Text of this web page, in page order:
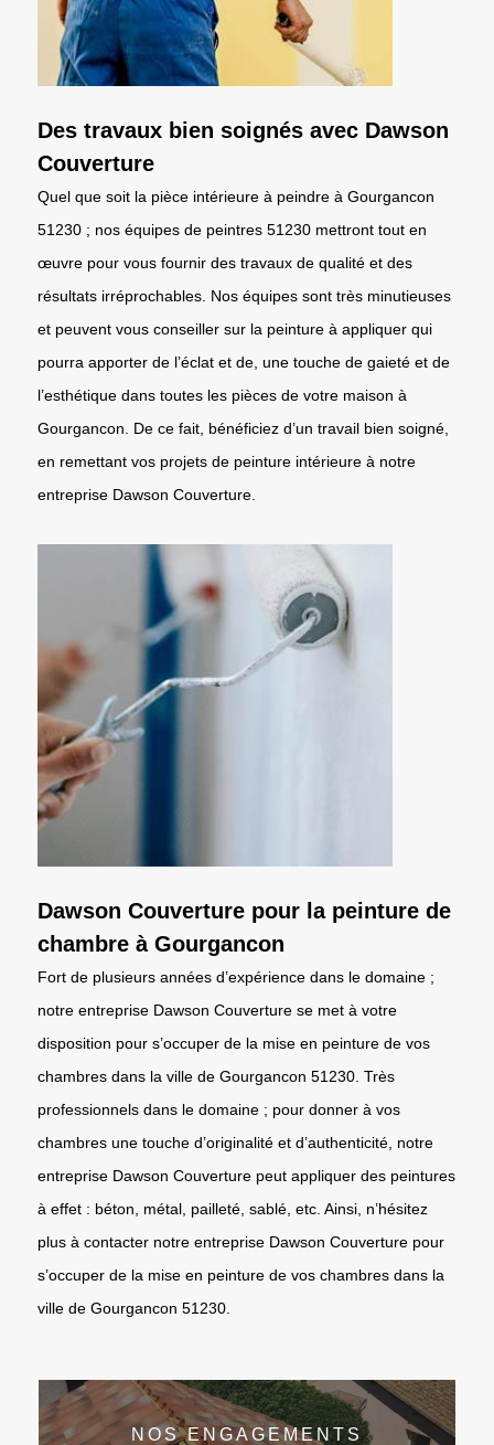
Des travaux bien soignés avec Dawson
Couverture
Quel que soit la pièce intérieure à peindre à Gourgancon
51230 ; nos équipes de peintres 51230 mettront tout en
œuvre pour vous fournir des travaux de qualité et des
résultats irréprochables. Nos équipes sont très minutieuses
et peuvent vous conseiller sur la peinture à appliquer qui
pourra apporter de l’éclat et de, une touche de gaieté et de
l’esthétique dans toutes les pièces de votre maison à
Gourgancon. De ce fait, bénéficiez d’un travail bien soigné,
en remettant vos projets de peinture intérieure à notre
entreprise Dawson Couverture.
Dawson Couverture pour la peinture de
chambre à Gourgancon
Fort de plusieurs années d’expérience dans le domaine ;
notre entreprise Dawson Couverture se met à votre
disposition pour s’occuper de la mise en peinture de vos
chambres dans la ville de Gourgancon 51230. Très
professionnels dans le domaine ; pour donner à vos
chambres une touche d’originalité et d’authenticité, notre
entreprise Dawson Couverture peut appliquer des peintures
à effet : béton, métal, pailleté, sablé, etc. Ainsi, n’hésitez
plus à contacter notre entreprise Dawson Couverture pour
s’occuper de la mise en peinture de vos chambres dans la
ville de Gourgancon 51230.
NOS ENGAGEMENTS